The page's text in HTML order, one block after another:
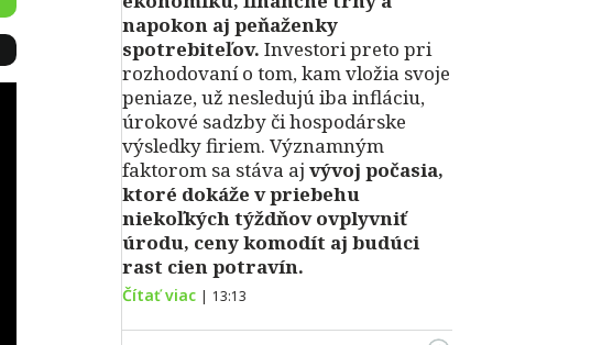
napokon aj peňaženky
spotrebiteľov. Investori preto pri
rozhodovaní o tom, kam vložia svoje
peniaze, už nesledujú iba infláciu,
úrokové sadzby či hospodárske
výsledky firiem. Významným
faktorom sa stáva aj vývoj počasia,
ktoré dokáže v priebehu
niekoľkých týždňov ovplyvniť
úrodu, ceny komodít aj budúci
rast cien potravín.
Čítať viac | 13:13